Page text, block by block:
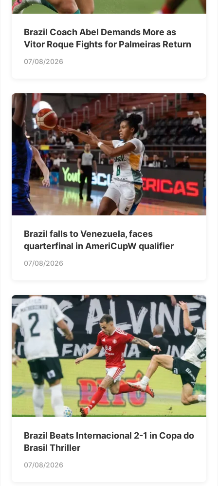
Brazil Coach Abel Demands More as
Vitor Roque Fights for Palmeiras Return
07/08/2026
Brazil falls to Venezuela, faces
quarterfinal in AmeriCupW qualifier
07/08/2026
Brazil Beats Internacional 2-1 in Copa do
Brasil Thriller
07/08/2026